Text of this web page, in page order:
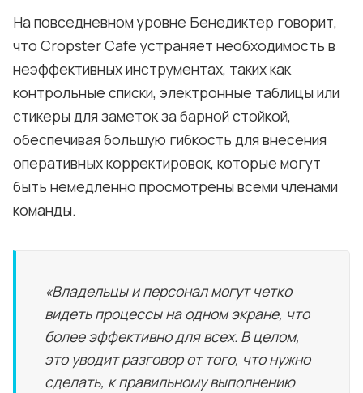
На повседневном уровне Бенедиктер говорит,
что Cropster Cafe устраняет необходимость в
неэффективных инструментах, таких как
контрольные списки, электронные таблицы или
стикеры для заметок за барной стойкой,
обеспечивая большую гибкость для внесения
оперативных корректировок, которые могут
быть немедленно просмотрены всеми членами
команды.
«Владельцы и персонал могут четко
видеть процессы на одном экране, что
более эффективно для всех. В целом,
это уводит разговор от того, что нужно
сделать, к правильному выполнению